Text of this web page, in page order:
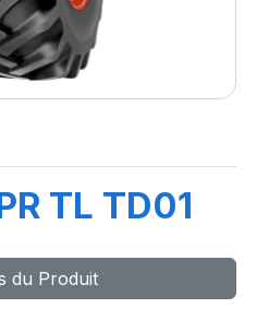
TL TD01
du Produit